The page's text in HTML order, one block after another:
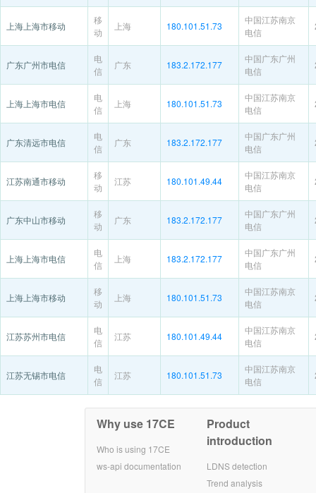
上海上海市移动
移
动
上海 180.101.51.73
中国江苏南京
电信
广东广州市电信
电
信
广东 183.2.172.177
中国广东广州
电信
上海上海市电信
电
信
上海 180.101.51.73
中国江苏南京
电信
广东清远市电信
电
信
广东 183.2.172.177
中国广东广州
电信
江苏南通市移动
移
动
江苏 180.101.49.44
中国江苏南京
电信
广东中山市移动
移
动
广东 183.2.172.177
中国广东广州
电信
上海上海市电信
电
信
上海 183.2.172.177
中国广东广州
电信
上海上海市移动
移
动
上海 180.101.51.73
中国江苏南京
电信
江苏苏州市电信
电
信
江苏 180.101.49.44
中国江苏南京
电信
江苏无锡市电信
电
信
江苏 180.101.51.73
中国江苏南京
电信
Why use 17CE
Who is using 17CE
ws-api documentation
Product
introduction
LDNS detection
Trend analysis